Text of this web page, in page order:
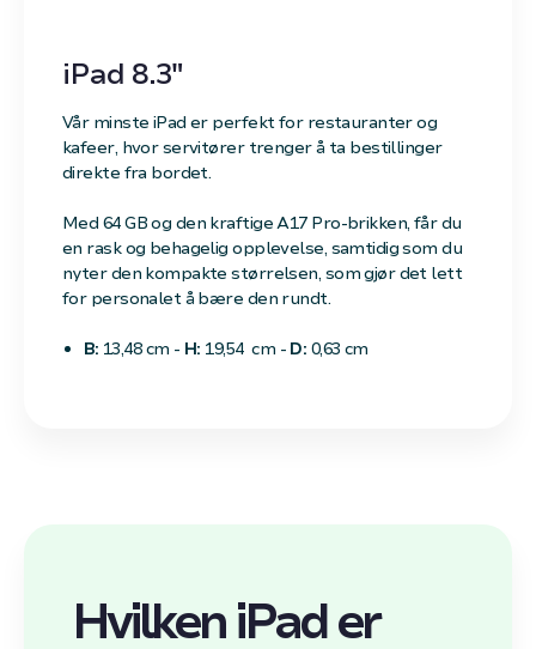
iPad 8.3"
Vår minste iPad er perfekt for restauranter og
kafeer, hvor servitører trenger å ta bestillinger
direkte fra bordet.
Med 64 GB og den kraftige A17 Pro-brikken, får du
en rask og behagelig opplevelse, samtidig som du
nyter den kompakte størrelsen, som gjør det lett
for personalet å bære den rundt.
B: 13,48 cm - H: 19,54 cm - D: 0,63 cm
Hvilken iPad er